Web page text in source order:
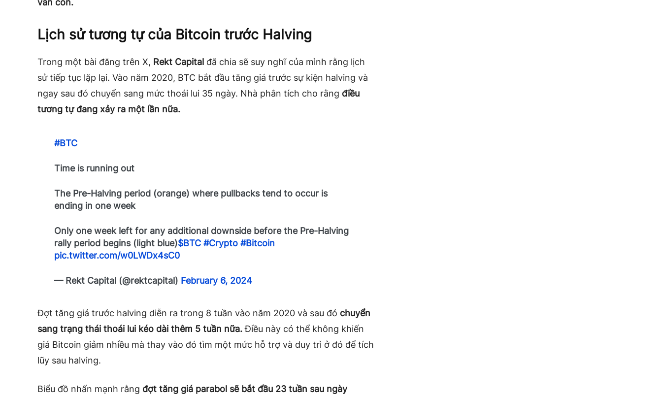
vẫn còn.
Lịch sử tương tự của Bitcoin trước Halving
Trong một bài đăng trên X, Rekt Capital đã chia sẽ suy nghĩ của mình rằng lịch
sử tiếp tục lặp lại. Vào năm 2020, BTC bắt đầu tăng giá trước sự kiện halving và
ngay sau đó chuyển sang mức thoái lui 35 ngày. Nhà phân tích cho rằng điều
tương tự đang xảy ra một lần nữa.
#BTC
Time is running out
The Pre-Halving period (orange) where pullbacks tend to occur is
ending in one week
Only one week left for any additional downside before the Pre-Halving
rally period begins (light blue)$BTC #Crypto #Bitcoin
pic.twitter.com/w0LWDx4sC0
— Rekt Capital (@rektcapital) February 6, 2024
Đợt tăng giá trước halving diễn ra trong 8 tuần vào năm 2020 và sau đó chuyển
sang trạng thái thoái lui ​​​​kéo dài thêm 5 tuần nữa.Điều này có thể không khiến
giá Bitcoin giảm nhiều mà thay vào đó tìm một mức hỗ trợ và duy trì ở đó để tích
lũy sau halving.
Biểu đồ nhấn mạnh rằng đợt tăng giá parabol sẽ bắt đầu 23 tuần sau ngày